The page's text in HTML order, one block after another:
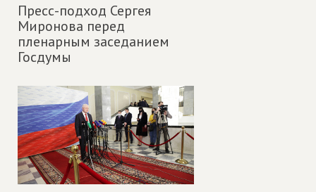
Пресс-подход Сергея
Миронова перед
пленарным заседанием
Госдумы